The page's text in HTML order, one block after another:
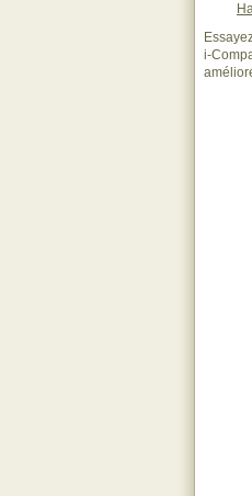
i-